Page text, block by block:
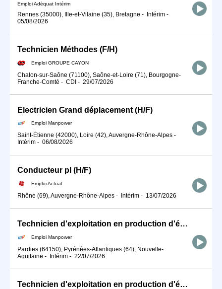
Emploi Adéquat Intérim
Rennes (35000), Ille-et-Vilaine (35), Bretagne - Intérim -
05/08/2026
Technicien Méthodes (F/H)
Emploi GROUPE CAYON
Chalon-sur-Saône (71100), Saône-et-Loire (71), Bourgogne-
Franche-Comté - CDI - 29/07/2026
Electricien Grand déplacement (H/F)
Emploi Manpower
Saint-Étienne (42000), Loire (42), Auvergne-Rhône-Alpes -
Intérim - 06/08/2026
Conducteur pl (H/F)
Emploi Actual
Rhône (69), Auvergne-Rhône-Alpes - Intérim - 13/07/2026
Technicien d'exploitation en production d'énergie mécanique (H/F)
Emploi Manpower
Pardies (64150), Pyrénées-Atlantiques (64), Nouvelle-
Aquitaine - Intérim - 22/07/2026
Technicien d'exploitation en production d'énergie (H/F)